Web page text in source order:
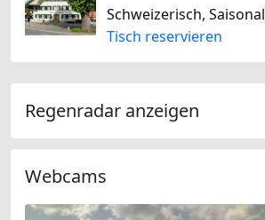
Schweizerisch, Saisonal
Tisch reservieren
Regenradar anzeigen
Webcams